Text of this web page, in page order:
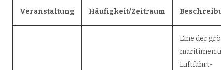
Veranstaltung Häufigkeit/Zeitraum
Eine der
maritimen
Luftfahrt-